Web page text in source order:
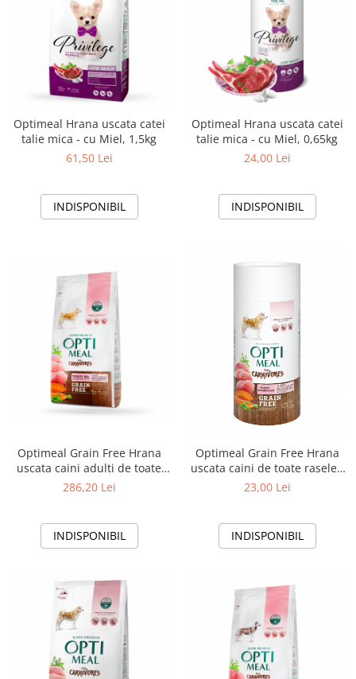
Optimeal Hrana uscata catei
talie mica - cu Miel, 1,5kg
61,50 Lei
INDISPONIBIL
Optimeal Hrana uscata catei
talie mica - cu Miel, 0,65kg
24,00 Lei
INDISPONIBIL
Optimeal Grain Free Hrana
uscata caini adulti de toate
rasele - Curcan si legume,
286,20 Lei
INDISPONIBIL
Optimeal Grain Free Hrana
uscata caini de toate rasele -
Curcan si legume, 650g
23,00 Lei
INDISPONIBIL